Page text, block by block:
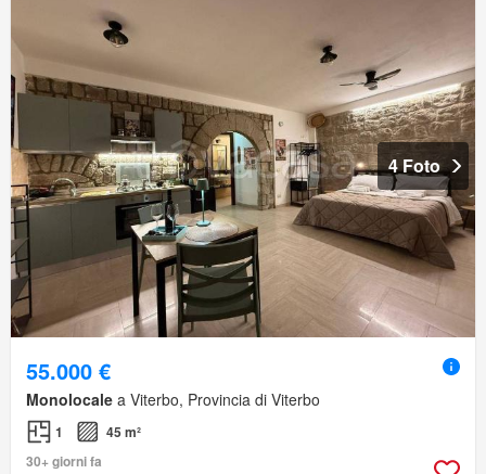
4 Foto
55.000 €
Monolocale a Viterbo, Provincia di Viterbo
1
45 m²
30+ giorni fa